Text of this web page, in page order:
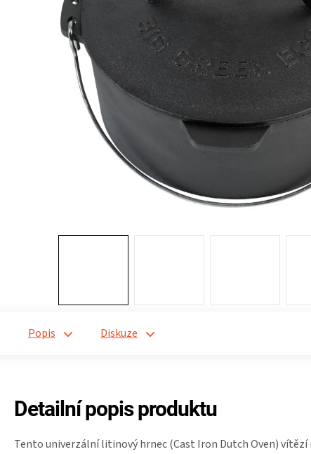
Popis Diskuze
Detailní popis produktu
Tento univerzální litinový hrnec (Cast Iron Dutch Oven) vítězí